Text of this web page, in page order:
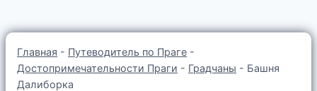
Главная - Путеводитель по Праге -
Достопримечательности Праги - Градчаны - Башня
Далиборка